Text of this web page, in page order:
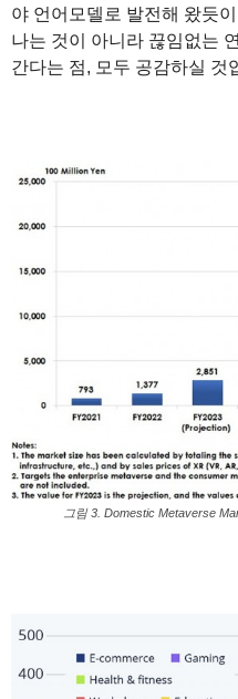
야 언어모델로 발전해 왔듯
나는 것이 아니라 끊임없는
간다는 점, 모두 공감하실 것
그림 3. Domestic Metaverse